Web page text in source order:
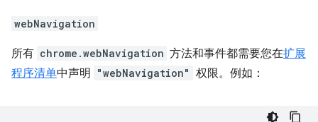
webNavigation
所有 chrome.webNavigation 方法和事件都需要您在扩展
程序清单中声明 "webNavigation" 权限。例如：